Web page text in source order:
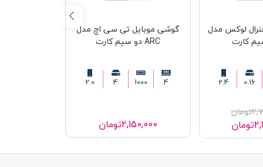
لوکس مدل
0.16
2.4
تومان
تومان
گوشی موبایل تی سی اچ مدل
ARC دو سیم کارت
4
1000
4
2.0
2,150,000تومان